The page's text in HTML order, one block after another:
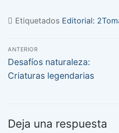
Etiquetados Editorial:
Navegación
de
entradas
ANTERIOR
Entrada
anterior:
Desafíos naturaleza:
Criaturas legendarias
Deja una respuesta